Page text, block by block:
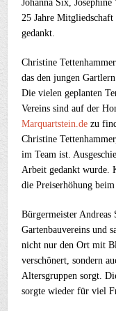
Johanna Six,
25 Jahre
gedankt.
Christine
das den jungen
Die vielen geplanten
Vereins sind auf der
Marquartstein.de zu
Christine
im Team ist.
Arbeit gedankt wurde.
die Preiserhöhung
Bürgermeister Andreas
Gartenbauvereins und
nicht nur den Ort mit
verschönert, sondern
Altersgruppen sorgt.
sorgte wieder für viel